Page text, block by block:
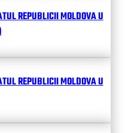
REPUBLICII MOLDOVA U
REPUBLICII MOLDOVA U